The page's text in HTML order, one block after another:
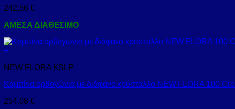
242,56 €
ΑΜΕΣΑ ΔΙΑΘΕΣΙΜΟ
+
NEW FLORA KSLP
Καμπίνα ορθογώνια με διάφανο κρύσταλλο NEW FLORA 100
254,08 €